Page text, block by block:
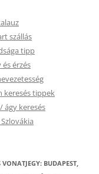
szállás
tipp
érzés
keresés tippek
ágy keresés
VONATJEGY: BUDAPEST,